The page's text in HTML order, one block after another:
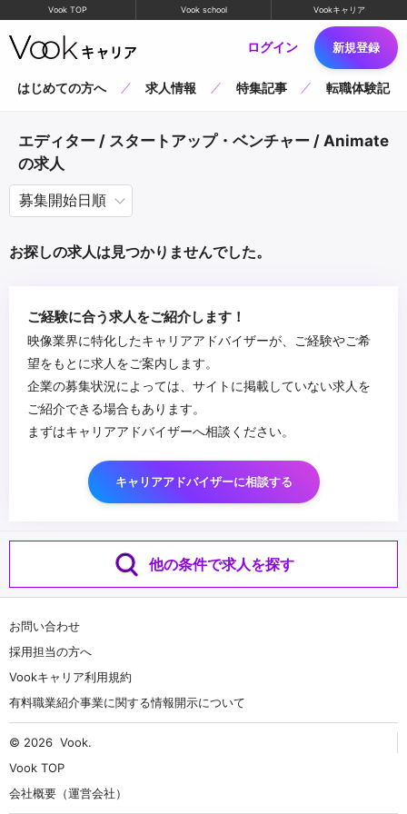
Vook TOP Vook school Vookキャリア
ログイン 新規登録
はじめての方へ 求人情報 特集記事 転職体験記
エディター / スタートアップ・ベンチャー / Animate
の求人
お探しの求人は見つかりませんでした。
ご経験に合う求人をご紹介します！
映像業界に特化したキャリアアドバイザーが、ご経験やご希
望をもとに求人をご案内します。
企業の募集状況によっては、サイトに掲載していない求人を
ご紹介できる場合もあります。
まずはキャリアアドバイザーへ相談ください。
キャリアアドバイザーに相談する
他の条件で求人を探す
お問い合わせ
採用担当の方へ
Vookキャリア利用規約
有料職業紹介事業に関する情報開示について
© 2026 Vook.
Vook TOP
会社概要（運営会社）